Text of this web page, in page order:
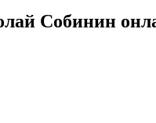
Собинин